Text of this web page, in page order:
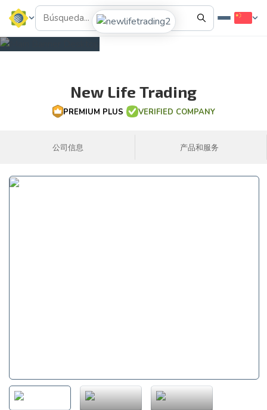
New Life Trading
PREMIUM PLUS VERIFIED COMPANY
公司信息 产品和服务